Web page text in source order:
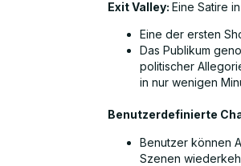
Exit Valley: Eine Satire
Eine der ersten
Das Publikum
politischer
in nur wenigen
Benutzerdefinierte
Benutzer können
Szenen